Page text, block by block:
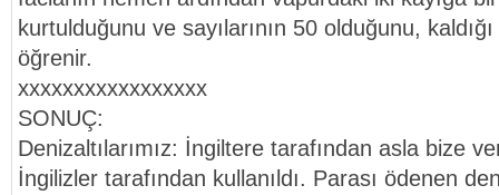
kurtulduğunu ve sayılarının 50 olduğunu,
öğrenir.
xxxxxxxxxxxxxxxxx
SONUÇ:
Denizaltılarımız: İngiltere tarafından asla bize
İngilizler tarafından kullanıldı. Parası ödenen